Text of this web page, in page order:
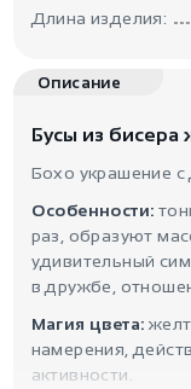
Длина изделия:
Описание
Бусы из бисера
Бохо украшение
Особенности:
раз, образуют
удивительный
в дружбе,
Магия цвета:
намерения,
активности.